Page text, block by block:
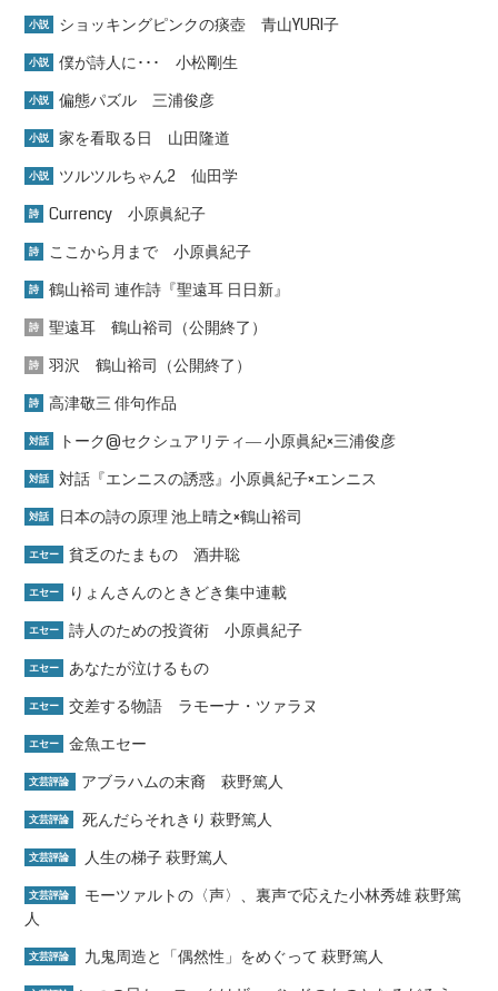
小説 ショッキングピンクの痰壺 青山YURI子
小説 僕が詩人に･･･ 小松剛生
小説 偏態パズル 三浦俊彦
小説 家を看取る日 山田隆道
小説 ツルツルちゃん2 仙田学
詩 Currency 小原眞紀子
詩 ここから月まで 小原眞紀子
詩 鶴山裕司 連作詩『聖遠耳 日日新』
詩 聖遠耳 鶴山裕司（公開終了）
詩 羽沢 鶴山裕司（公開終了）
詩 高津敬三 俳句作品
対話 トーク@セクシュアリティ― 小原眞紀×三浦俊彦
対話 対話『エンニスの誘惑』小原眞紀子×エンニス
対話 日本の詩の原理 池上晴之×鶴山裕司
エセー 貧乏のたまもの 酒井聡
エセー りょんさんのときどき集中連載
エセー 詩人のための投資術 小原眞紀子
エセー あなたが泣けるもの
エセー 交差する物語 ラモーナ・ツァラヌ
エセー 金魚エセー
文芸評論 アブラハムの末裔 萩野篤人
文芸評論 死んだらそれきり 萩野篤人
文芸評論 人生の梯子 萩野篤人
文芸評論
モーツァルトの〈声〉、裏声で応えた小林秀雄 萩野篤
人
文芸評論 九鬼周造と「偶然性」をめぐって 萩野篤人